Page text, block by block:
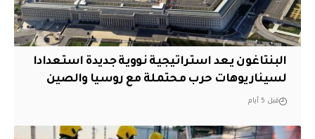
البنتاغون يعد استراتيجية نووية جديدة استعدادا
لسيناريوهات حرب محتملة مع روسيا والصين
قبل 5 أيام